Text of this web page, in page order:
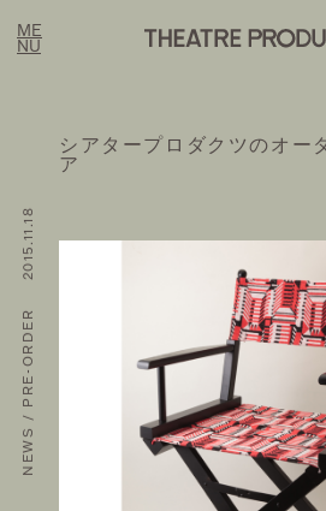
ME
NU
FASHION
RAKUTEN
ZOZOTOWN
SUSTAINABLE
NEWS / PRE-ORDER 2015.11.18
シアタープロダクツのオー
ア